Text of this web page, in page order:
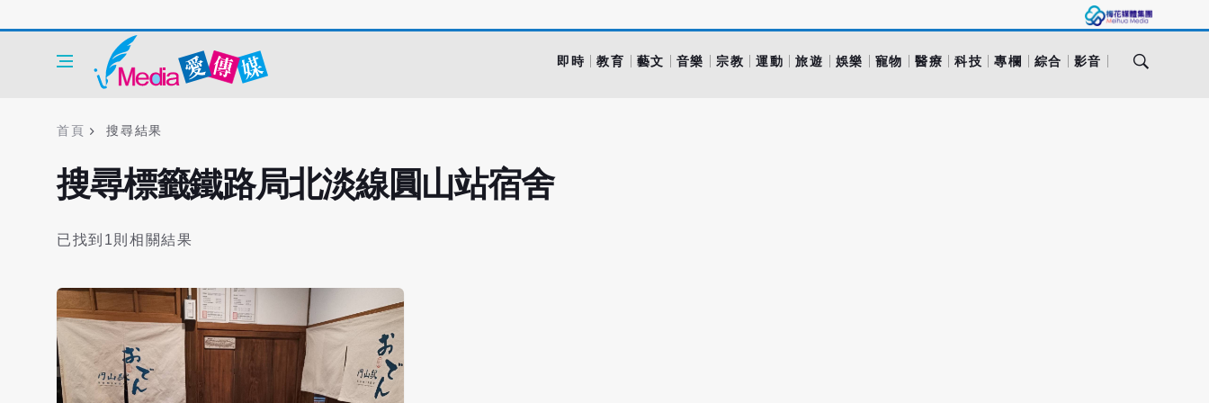
即時 教育 藝文 音樂 宗教 運動 旅遊 娛樂 寵物 醫療 科技 專欄 綜合 影音
首頁 搜尋結果
搜尋標籤鐵路局北淡線圓山站宿舍
已找到1則相關結果